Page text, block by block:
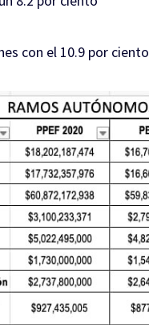
con el 10.9 por ciento